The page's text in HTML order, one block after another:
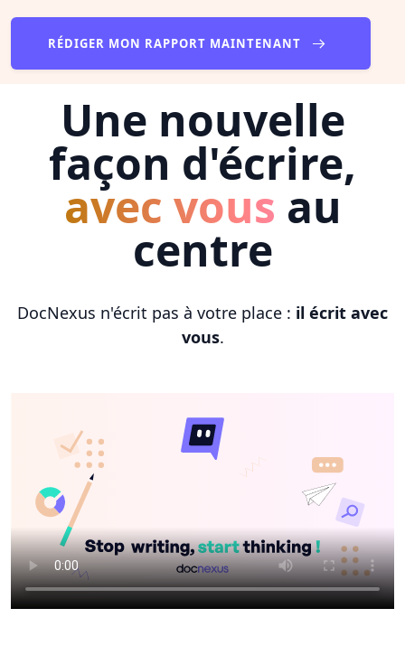
RÉDIGER MON RAPPORT MAINTENANT
Une nouvelle
façon d'écrire,
avec vous au
centre
DocNexus n'écrit pas à votre place : il écrit avec
vous.